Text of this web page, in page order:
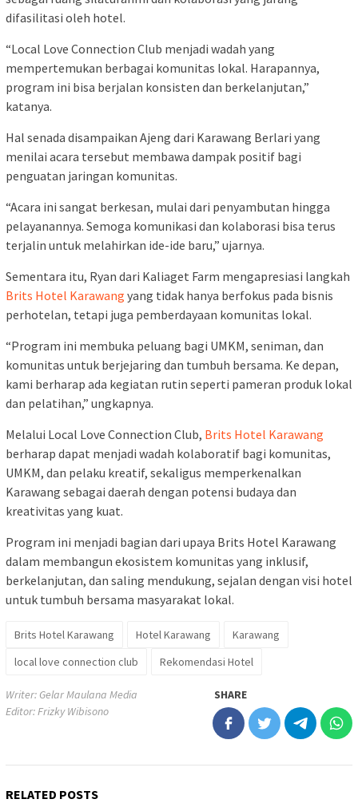
difasilitasi oleh hotel.
“Local Love Connection Club menjadi wadah yang
mempertemukan berbagai komunitas lokal. Harapannya,
program ini bisa berjalan konsisten dan berkelanjutan,”
katanya.
Hal senada disampaikan Ajeng dari Karawang Berlari yang
menilai acara tersebut membawa dampak positif bagi
penguatan jaringan komunitas.
“Acara ini sangat berkesan, mulai dari penyambutan hingga
pelayanannya. Semoga komunikasi dan kolaborasi bisa terus
terjalin untuk melahirkan ide-ide baru,” ujarnya.
Sementara itu, Ryan dari Kaliaget Farm mengapresiasi langkah
Brits Hotel Karawang yang tidak hanya berfokus pada bisnis
perhotelan, tetapi juga pemberdayaan komunitas lokal.
“Program ini membuka peluang bagi UMKM, seniman, dan
komunitas untuk berjejaring dan tumbuh bersama. Ke depan,
kami berharap ada kegiatan rutin seperti pameran produk lokal
dan pelatihan,” ungkapnya.
Melalui Local Love Connection Club, Brits Hotel Karawang
berharap dapat menjadi wadah kolaboratif bagi komunitas,
UMKM, dan pelaku kreatif, sekaligus memperkenalkan
Karawang sebagai daerah dengan potensi budaya dan
kreativitas yang kuat.
Program ini menjadi bagian dari upaya Brits Hotel Karawang
dalam membangun ekosistem komunitas yang inklusif,
berkelanjutan, dan saling mendukung, sejalan dengan visi hotel
untuk tumbuh bersama masyarakat lokal.
Brits Hotel Karawang Hotel Karawang
Karawang
local love connection club
Rekomendasi Hotel
Writer: Gelar Maulana Media
Editor: Frizky Wibisono
SHARE
RELATED POSTS